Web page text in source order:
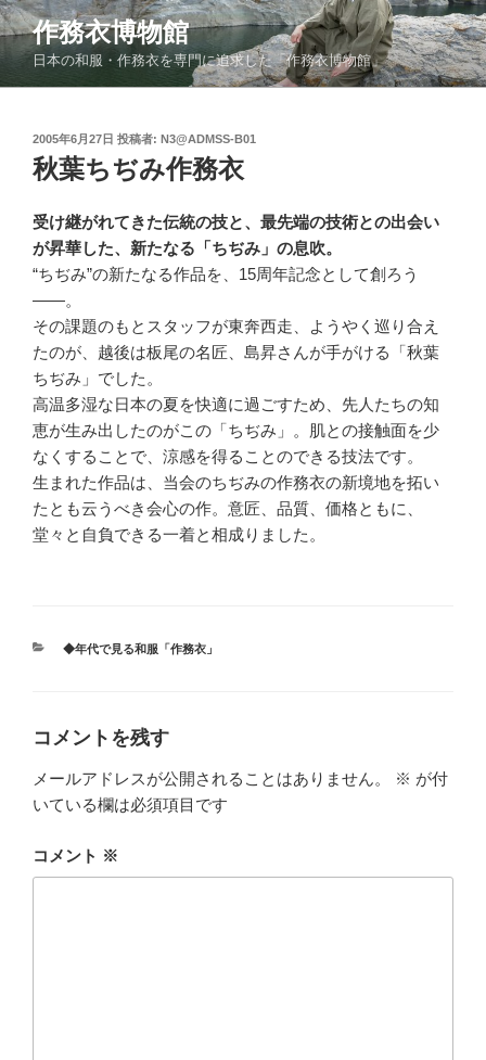
コ
ン
テ
ン
作務衣博物館
日本の和服・作務衣を専門に追求した「作務衣博物館」
投
稿
日:
2005年6月27日 投稿者: N3@ADMSS-B01
秋葉ちぢみ作務衣
受け継がれてきた伝統の技と、最先端の技術との出会い
が昇華した、新たなる「ちぢみ」の息吹。
“ちぢみ”の新たなる作品を、15周年記念として創ろう
――。
その課題のもとスタッフが東奔西走、ようやく巡り合え
たのが、越後は板尾の名匠、島昇さんが手がける「秋葉
ちぢみ」でした。
高温多湿な日本の夏を快適に過ごすため、先人たちの知
恵が生み出したのがこの「ちぢみ」。肌との接触面を少
なくすることで、涼感を得ることのできる技法です。
生まれた作品は、当会のちぢみの作務衣の新境地を拓い
たとも云うべき会心の作。意匠、品質、価格ともに、
堂々と自負できる一着と相成りました。
カ
◆年代で見る和服「作務衣」
コメントを残す
メールアドレスが公開されることはありません。 ※ が付
いている欄は必須項目です
コメント ※